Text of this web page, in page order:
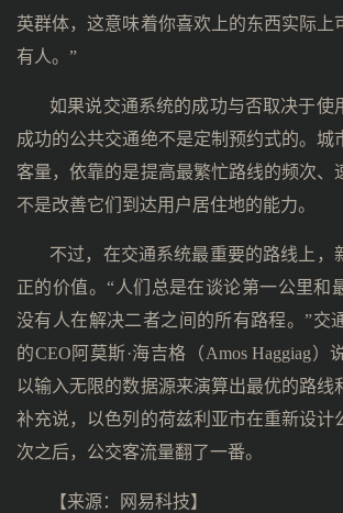
英群体，这意味着你喜欢上的东西实际上
有人。”
如果说交通系统的成功与否取决于使
成功的公共交通绝不是定制预约式的。城
客量，依靠的是提高最繁忙路线的频次、
不是改善它们到达用户居住地的能力。
不过，在交通系统最重要的路线上，
正的价值。“人们总是在谈论第一公里和
没有人在解决二者之间的所有路程。”交
的CEO阿莫斯·海吉格（Amos Haggiag）
以输入无限的数据源来演算出最优的路线
补充说，以色列的荷兹利亚市在重新设计
次之后，公交客流量翻了一番。
【来源： 网易科技】